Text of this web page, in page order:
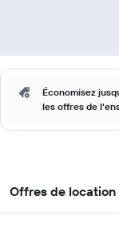
Économisez
les offres de
Offres de